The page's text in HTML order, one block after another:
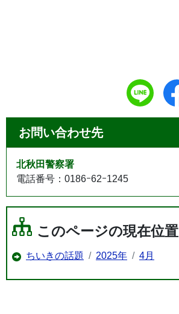
お問い合わせ先
北秋田警察署
電話番号：0186ｰ62ｰ1245
このページの現在位置
ちいきの話題 2025年 4月